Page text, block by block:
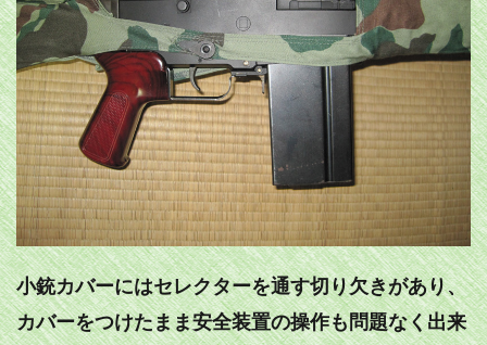
小銃カバーにはセレクターを通す切り欠きがあり、
カバーをつけたまま安全装置の操作も問題なく出来